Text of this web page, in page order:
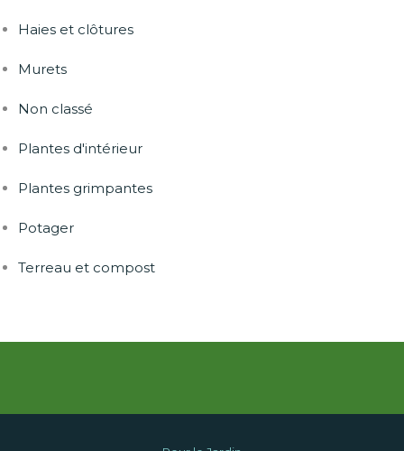
Haies et clôtures
Murets
Non classé
Plantes d'intérieur
Plantes grimpantes
Potager
Terreau et compost